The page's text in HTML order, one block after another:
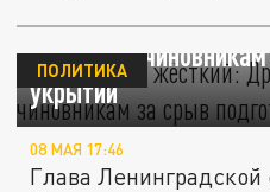
"Спрос будет
пригрозил
укрытий
ПОЛИТИКА
08 МАЯ 17:46
Глава